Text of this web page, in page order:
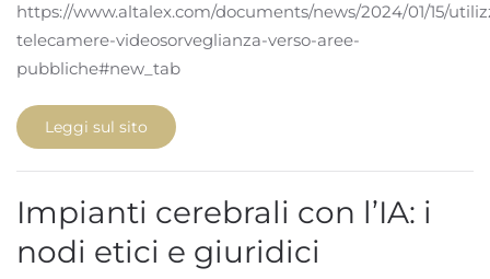
https://www.altalex.com/documents/news/2024/01/15/
telecamere-videosorveglianza-verso-aree-
pubbliche#new_tab
Leggi sul sito
Impianti cerebrali con l’IA: i
nodi etici e giuridici